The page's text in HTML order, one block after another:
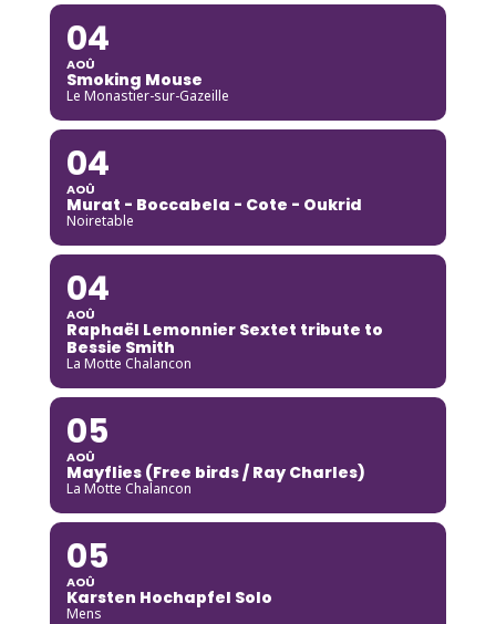
04
AOÛ
Smoking Mouse
Le Monastier-sur-Gazeille
04
AOÛ
Murat - Boccabela - Cote - Oukrid
Noiretable
04
AOÛ
Raphaël Lemonnier Sextet tribute to
Bessie Smith
La Motte Chalancon
05
AOÛ
Mayflies (Free birds / Ray Charles)
La Motte Chalancon
05
AOÛ
Karsten Hochapfel Solo
Mens